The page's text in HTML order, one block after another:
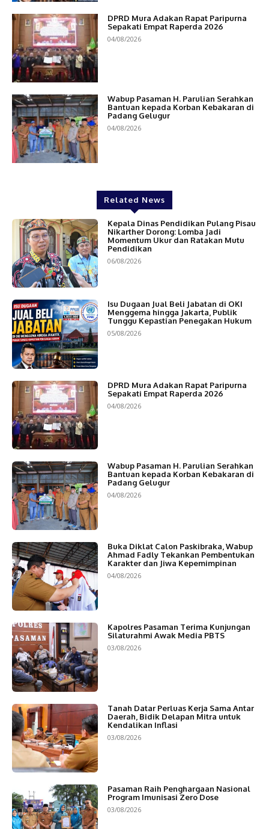
DPRD Mura Adakan Rapat Paripurna
Sepakati Empat Raperda 2026
04/08/2026
Wabup Pasaman H. Parulian Serahkan
Bantuan kepada Korban Kebakaran di
Padang Gelugur
04/08/2026
Related News
Kepala Dinas Pendidikan Pulang Pisau
Nikarther Dorong: Lomba Jadi
Momentum Ukur dan Ratakan Mutu
Pendidikan
06/08/2026
Isu Dugaan Jual Beli Jabatan di OKI
Menggema hingga Jakarta, Publik
Tunggu Kepastian Penegakan Hukum
05/08/2026
DPRD Mura Adakan Rapat Paripurna
Sepakati Empat Raperda 2026
04/08/2026
Wabup Pasaman H. Parulian Serahkan
Bantuan kepada Korban Kebakaran di
Padang Gelugur
04/08/2026
Buka Diklat Calon Paskibraka, Wabup
Ahmad Fadly Tekankan Pembentukan
Karakter dan Jiwa Kepemimpinan
04/08/2026
Kapolres Pasaman Terima Kunjungan
Silaturahmi Awak Media PBTS
03/08/2026
Tanah Datar Perluas Kerja Sama Antar
Daerah, Bidik Delapan Mitra untuk
Kendalikan Inflasi
03/08/2026
Pasaman Raih Penghargaan Nasional
Program Imunisasi Zero Dose
03/08/2026